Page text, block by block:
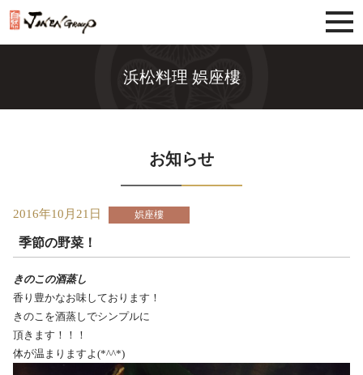
浜松料理 娯座樓
お知らせ
2016年10月21日 娯座樓
季節の野菜！
きのこの酒蒸し
香り豊かなお味しております！
きのこを酒蒸しでシンプルに
頂きます！！！
体が温まりますよ(*^^*)